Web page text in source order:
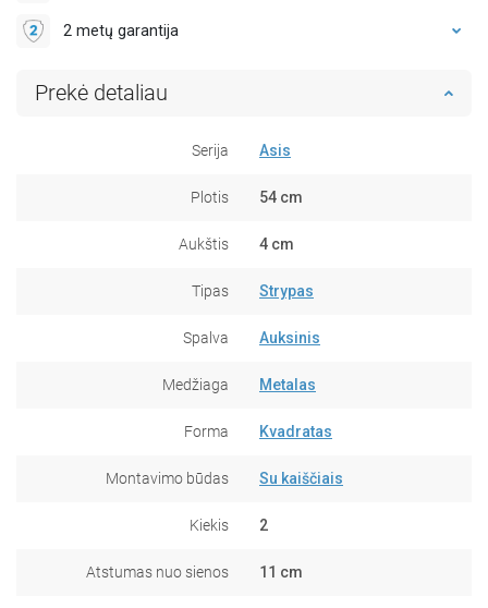
2 metų garantija
Prekė detaliau
Serija Asis
Plotis 54 cm
Aukštis 4 cm
Tipas Strypas
Spalva Auksinis
Medžiaga Metalas
Forma Kvadratas
Montavimo būdas Su kaiščiais
Kiekis 2
Atstumas nuo sienos 11 cm